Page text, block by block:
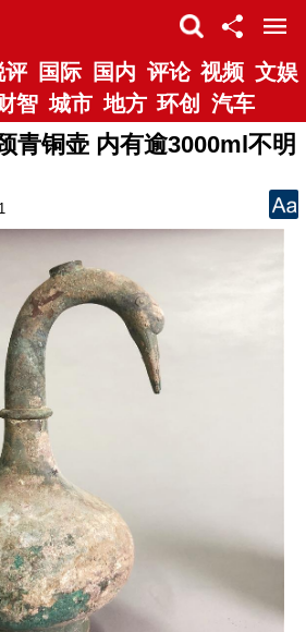
评 国际 国内 评论 视频 文娱
智 城市 地方 环创 汽车
青铜壶 内有逾3000ml不明